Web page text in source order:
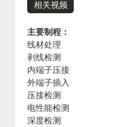
相关视频
主要制程：
线材处理
剥线检测
内端子压接
外端子插入
压接检测
电性能检测
深度检测